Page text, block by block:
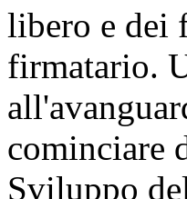
libero e dei
firmatario.
cominciare
Sviluppo